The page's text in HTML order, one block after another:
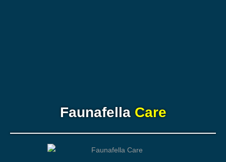
FaunafellaCare